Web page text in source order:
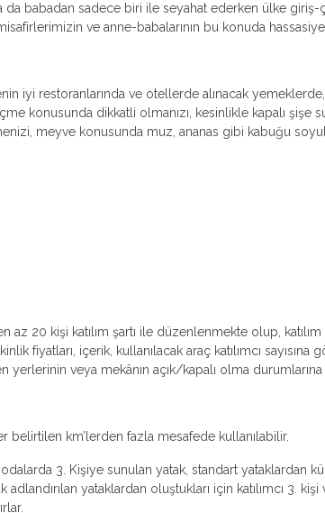
da babadan sadece biri ile seyahat ederken ülke
ve anne-babalarının bu konuda
restoranlarında ve otellerde alınacak yemeklerde,
konusunda dikkatli olmanızı, kesinlikle kapalı
meyve konusunda muz, ananas gibi kabuğu
az 20 kişi katılım şartı ile düzenlenmekte olup,
fiyatları, içerik, kullanılacak araç katılımcı
veya mekânın açık/kapalı olma
km’lerden fazla mesafede kullanılabilir.
3. Kişiye sunulan yatak, standart yataklardan
yataklardan oluştukları için katılımcı 3.